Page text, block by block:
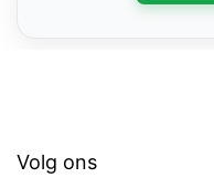
Volg ons